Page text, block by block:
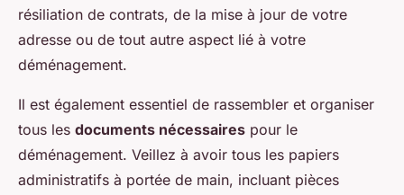
résiliation de contrats, de la mise à jour de votre
adresse ou de tout autre aspect lié à votre
déménagement.
Il est également essentiel de rassembler et organiser
tous les documents nécessaires pour le
déménagement. Veillez à avoir tous les papiers
administratifs à portée de main, incluant pièces